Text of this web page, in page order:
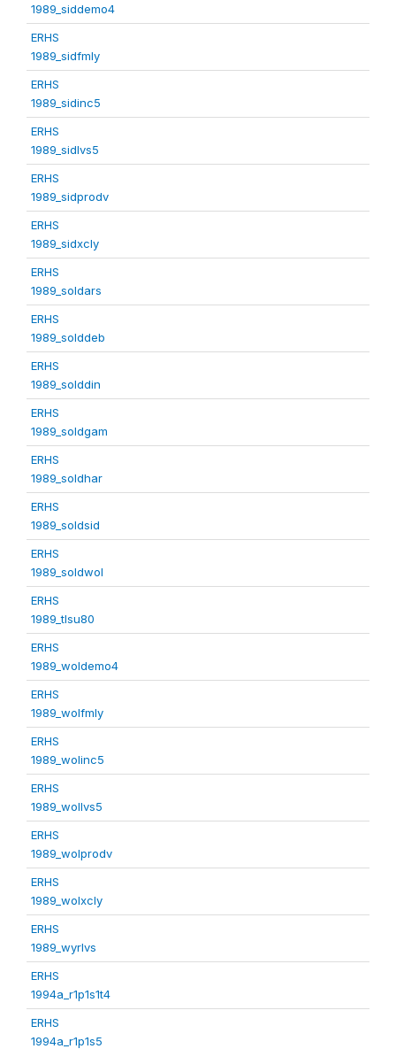
1989_siddemo4
ERHS
1989_sidfmly
ERHS
1989_sidinc5
ERHS
1989_sidlvs5
ERHS
1989_sidprodv
ERHS
1989_sidxcly
ERHS
1989_soldars
ERHS
1989_solddeb
ERHS
1989_solddin
ERHS
1989_soldgam
ERHS
1989_soldhar
ERHS
1989_soldsid
ERHS
1989_soldwol
ERHS
1989_tlsu80
ERHS
1989_woldemo4
ERHS
1989_wolfmly
ERHS
1989_wolinc5
ERHS
1989_wollvs5
ERHS
1989_wolprodv
ERHS
1989_wolxcly
ERHS
1989_wyrlvs
ERHS
1994a_r1p1s1t4
ERHS
1994a_r1p1s5